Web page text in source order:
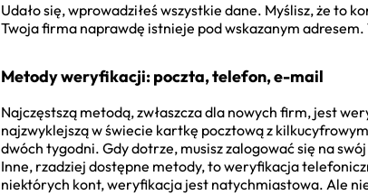
Udało się, wprowadziłeś wszystkie dane. Myślisz, że to
Twoja firma naprawdę istnieje pod wskazanym
Metody weryfikacji: poczta, telefon, e-mail
Najczęstszą metodą, zwłaszcza dla nowych firm, jest
najzwyklejszą w świecie kartkę pocztową z
dwóch tygodni. Gdy dotrze, musisz zalogować się na
Inne, rzadziej dostępne metody, to weryfikacja
niektórych kont, weryfikacja jest natychmiastowa. Ale